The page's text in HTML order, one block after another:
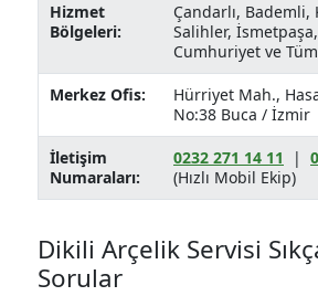
Hizmet
Bölgeleri:
Çandarlı, Bademli,
Salihler,
Cumhuriyet ve
Merkez Ofis:
Hürriyet Mah.,
No:38 Buca / İzmir
İletişim
Numaraları:
0232 271 14 11 |
(Hızlı Mobil Ekip)
Dikili Arçelik Servisi
Sorular